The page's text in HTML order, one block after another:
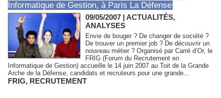
Informatique de Gestion, à Paris La Défense
09/05/2007 | ACTUALITÉS,
ANALYSES
Envie de bouger ? De changer de société ?
De trouver un premier job ? De découvrir un
nouveau métier ? Organisé par Carré d’Or, le
FRIG (Forum du Recrutement en
Informatique de Gestion) accueille le 14 juin 2007 au Toit de la Grande
Arche de la Défense, candidats et recruteurs pour une grande...
FRIG, RECRUTEMENT